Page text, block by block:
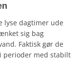
lyse dagtimer ude
sig bag
Faktisk gør de
perioder med stabilt